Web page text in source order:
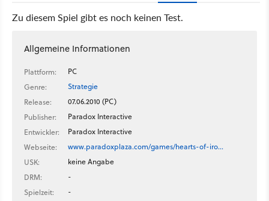
Zu diesem Spiel gibt es noch keinen Test.
Allgemeine Informationen
Plattform:
PC
Genre:
Strategie
Release:
07.06.2010 (PC)
Publisher:
Paradox Interactive
Entwickler:
Paradox Interactive
Webseite:
www.paradoxplaza.com/games/hearts-of-iro…
USK:
keine Angabe
DRM:
-
Spielzeit:
-